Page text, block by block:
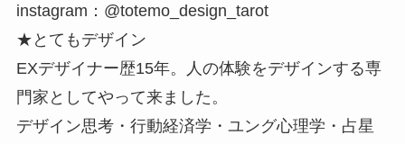
instagram：@totemo_design_tarot
★とてもデザイン
EXデザイナー歴15年。人の体験をデザインする専
門家としてやって来ました。
デザイン思考・行動経済学・ユング心理学・占星